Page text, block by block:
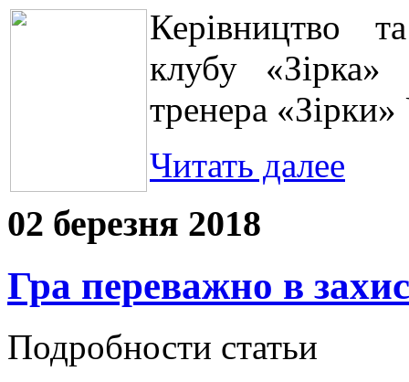
Керівництво
клубу
тренера
Читать далее
02 березня 2018
Гра переважно в
Подробности статьи